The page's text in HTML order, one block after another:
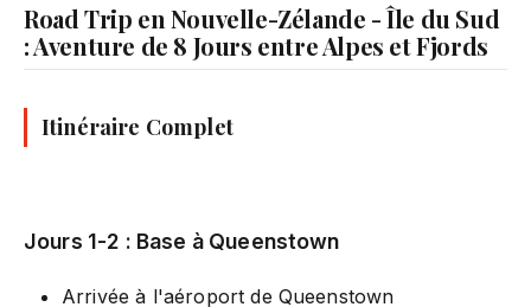
Road Trip en Nouvelle-Zélande - Île du Sud
: Aventure de 8 Jours entre Alpes et Fjords
Itinéraire Complet
Jours 1-2 : Base à Queenstown
Arrivée à l'aéroport de Queenstown